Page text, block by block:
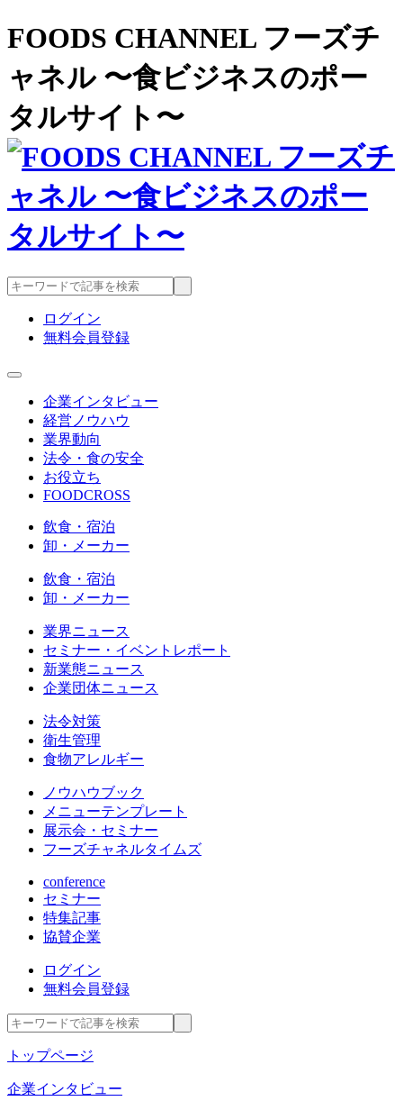
FOODS CHANNEL フーズチ
ャネル 〜食ビジネスのポー
タルサイト〜
ログイン
無料会員登録
企業インタビュー
経営ノウハウ
業界動向
法令・食の安全
お役立ち
FOODCROSS
飲食・宿泊
卸・メーカー
飲食・宿泊
卸・メーカー
業界ニュース
セミナー・イベントレポート
新業態ニュース
企業団体ニュース
法令対策
衛生管理
食物アレルギー
ノウハウブック
メニューテンプレート
展示会・セミナー
フーズチャネルタイムズ
conference
セミナー
特集記事
協賛企業
ログイン
無料会員登録
トップページ
企業インタビュー